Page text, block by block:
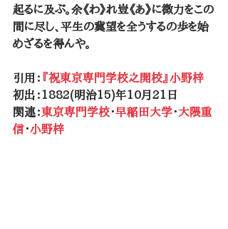
起るに及ぶ。余《わ》れ豈《あ》に微力をこの
間に尽し、平生の冀望を全うするの歩を始
めざるを得んや。
引用： 『祝東京専門学校之開校』小野梓
初出：1882(明治15)年10月21日
関連：東京専門学校・早稲田大学・大隈重
信・小野梓